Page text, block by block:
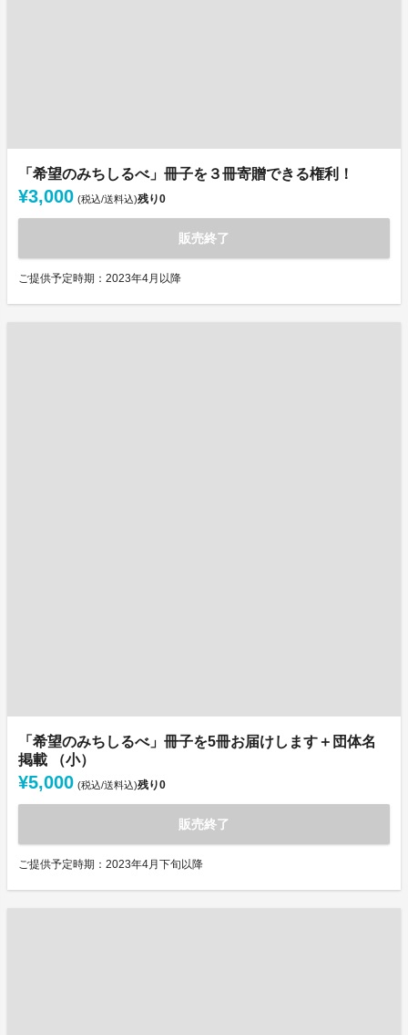
「希望のみちしるべ」冊子を３冊寄贈できる権利！
¥3,000 (税込/送料込)残り0
販売終了
ご提供予定時期：2023年4月以降
「希望のみちしるべ」冊子を5冊お届けします＋団体名
掲載 （小）
¥5,000 (税込/送料込)残り0
販売終了
ご提供予定時期：2023年4月下旬以降